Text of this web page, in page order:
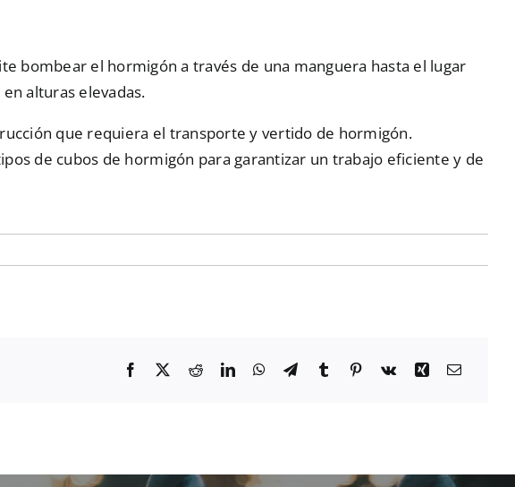
bombear el hormigón a través de una manguera hasta el lugar
alturas elevadas.
que requiera el transporte y vertido de hormigón.
de cubos de hormigón para garantizar un trabajo eficiente y de